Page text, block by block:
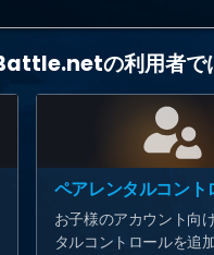
の利用者で
お子様のアカウント向
タルコントロールを追